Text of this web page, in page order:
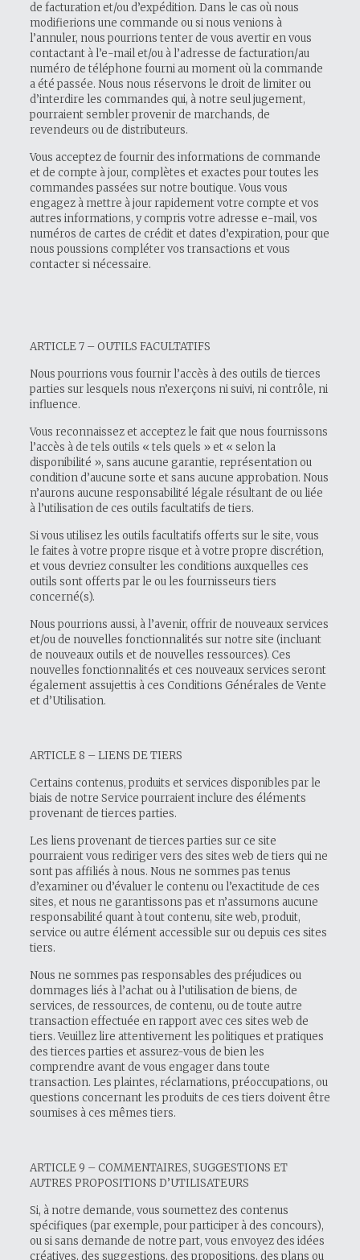
de facturation et/ou d’expédition. Dans le cas où nous
modifierions une commande ou si nous venions à
l’annuler, nous pourrions tenter de vous avertir en vous
contactant à l’e-mail et/ou à l’adresse de facturation/au
numéro de téléphone fourni au moment où la commande
a été passée. Nous nous réservons le droit de limiter ou
d’interdire les commandes qui, à notre seul jugement,
pourraient sembler provenir de marchands, de
revendeurs ou de distributeurs.
Vous acceptez de fournir des informations de commande
et de compte à jour, complètes et exactes pour toutes les
commandes passées sur notre boutique. Vous vous
engagez à mettre à jour rapidement votre compte et vos
autres informations, y compris votre adresse e-mail, vos
numéros de cartes de crédit et dates d’expiration, pour que
nous poussions compléter vos transactions et vous
contacter si nécessaire.
ARTICLE 7 – OUTILS FACULTATIFS
Nous pourrions vous fournir l’accès à des outils de tierces
parties sur lesquels nous n’exerçons ni suivi, ni contrôle, ni
influence.
Vous reconnaissez et acceptez le fait que nous fournissons
l’accès à de tels outils « tels quels » et « selon la
disponibilité », sans aucune garantie, représentation ou
condition d’aucune sorte et sans aucune approbation. Nous
n’aurons aucune responsabilité légale résultant de ou liée
à l’utilisation de ces outils facultatifs de tiers.
Si vous utilisez les outils facultatifs offerts sur le site, vous
le faites à votre propre risque et à votre propre discrétion,
et vous devriez consulter les conditions auxquelles ces
outils sont offerts par le ou les fournisseurs tiers
concerné(s).
Nous pourrions aussi, à l’avenir, offrir de nouveaux services
et/ou de nouvelles fonctionnalités sur notre site (incluant
de nouveaux outils et de nouvelles ressources). Ces
nouvelles fonctionnalités et ces nouveaux services seront
également assujettis à ces Conditions Générales de Vente
et d’Utilisation.
ARTICLE 8 – LIENS DE TIERS
Certains contenus, produits et services disponibles par le
biais de notre Service pourraient inclure des éléments
provenant de tierces parties.
Les liens provenant de tierces parties sur ce site
pourraient vous rediriger vers des sites web de tiers qui ne
sont pas affiliés à nous. Nous ne sommes pas tenus
d’examiner ou d’évaluer le contenu ou l’exactitude de ces
sites, et nous ne garantissons pas et n’assumons aucune
responsabilité quant à tout contenu, site web, produit,
service ou autre élément accessible sur ou depuis ces sites
tiers.
Nous ne sommes pas responsables des préjudices ou
dommages liés à l’achat ou à l’utilisation de biens, de
services, de ressources, de contenu, ou de toute autre
transaction effectuée en rapport avec ces sites web de
tiers. Veuillez lire attentivement les politiques et pratiques
des tierces parties et assurez-vous de bien les
comprendre avant de vous engager dans toute
transaction. Les plaintes, réclamations, préoccupations, ou
questions concernant les produits de ces tiers doivent être
soumises à ces mêmes tiers.
ARTICLE 9 – COMMENTAIRES, SUGGESTIONS ET
AUTRES PROPOSITIONS D’UTILISATEURS
Si, à notre demande, vous soumettez des contenus
spécifiques (par exemple, pour participer à des concours),
ou si sans demande de notre part, vous envoyez des idées
créatives, des suggestions, des propositions, des plans ou